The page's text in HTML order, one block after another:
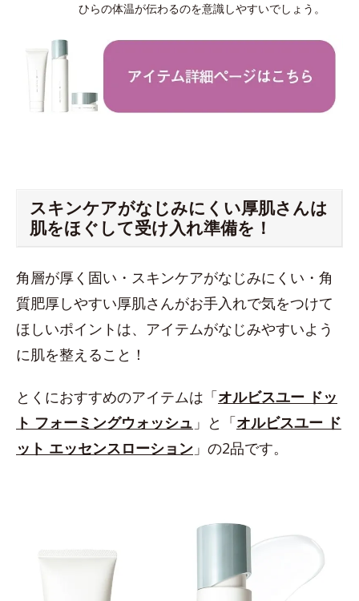
ひらの体温が伝わるのを意識しやすいでしょう。
スキンケアがなじみにくい厚肌さんは
肌をほぐして受け入れ準備を！
角層が厚く固い・スキンケアがなじみにくい・角
質肥厚しやすい厚肌さんがお手入れで気をつけて
ほしいポイントは、アイテムがなじみやすいよう
に肌を整えること！
とくにおすすめのアイテムは「オルビスユー ドッ
ト フォーミングウォッシュ 」と「オルビスユー ド
ット エッセンスローション 」の2品です。